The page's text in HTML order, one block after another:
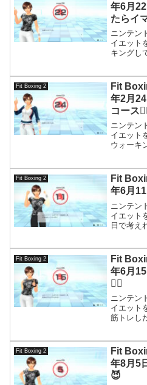
年6月
たらイ
ニンテン
イエット
キングし
たらエネ
Fit Boxing 2
Fit
年2月
コース
ニンテン
イエット
ウォーキ
Fit Boxing 2
Fit
年6月
ニンテン
イエット
日で考え
Fit Boxing 2
Fit
年6月
🏋️‍♂️
ニンテン
イエット
筋トレし
Fit Boxing 2
Fit
年8月5
😈